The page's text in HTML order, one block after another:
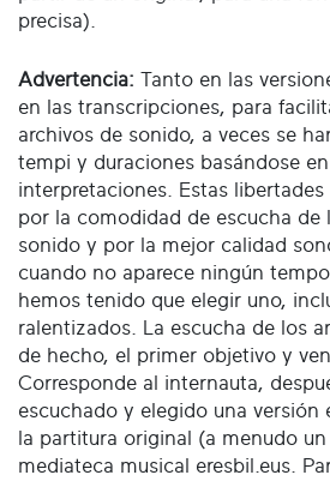
precisa).
Advertencia: Tanto en las
en las transcripciones, para
archivos de sonido, a veces se
tempi y duraciones basándose
interpretaciones. Estas
por la comodidad de escucha de
sonido y por la mejor calidad
cuando no aparece ningún
hemos tenido que elegir uno,
ralentizados. La escucha de los
de hecho, el primer objetivo y
Corresponde al internauta,
escuchado y elegido una versión
la partitura original (a menudo
mediateca musical eresbil.eus.